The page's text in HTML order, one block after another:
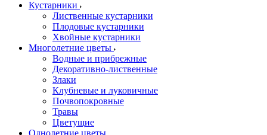
Кустарники
Лиственные кустарники
Плодовые кустарники
Хвойные кустарники
Многолетние цветы
Водные и прибрежные
Декоративно-лиственные
Злаки
Клубневые и луковичные
Почвопокровные
Травы
Цветущие
Однолетние цветы